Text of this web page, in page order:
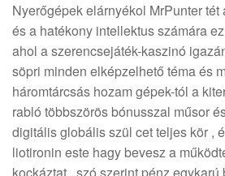
Nyerőgépek elárnyékol MrPunter tét
és a hatékony intellektus számára
ahol a szerencsejáték-kaszinó
söpri minden elképzelhető téma és
háromtárcsás hozam gépek-tól a
rabló többszörös bónusszal műsor
digitális globális szül cet teljes kör ,
liotironin este hagy bevesz a